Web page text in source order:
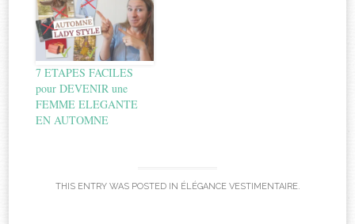
7 ETAPES FACILES
pour DEVENIR une
FEMME ELEGANTE
EN AUTOMNE
THIS ENTRY WAS POSTED IN ÉLÉGANCE VESTIMENTAIRE.